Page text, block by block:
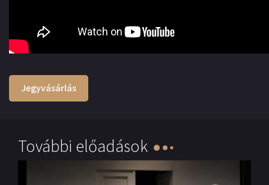
Jegyvásárlás
További előadások